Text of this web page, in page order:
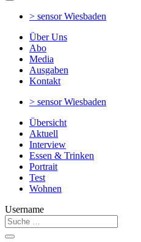
> sensorWiesbaden
Über Uns
Abo
Media
Ausgaben
Kontakt
> sensorWiesbaden
Übersicht
Aktuell
Interview
Essen & Trinken
Portrait
Test
Wohnen
Username